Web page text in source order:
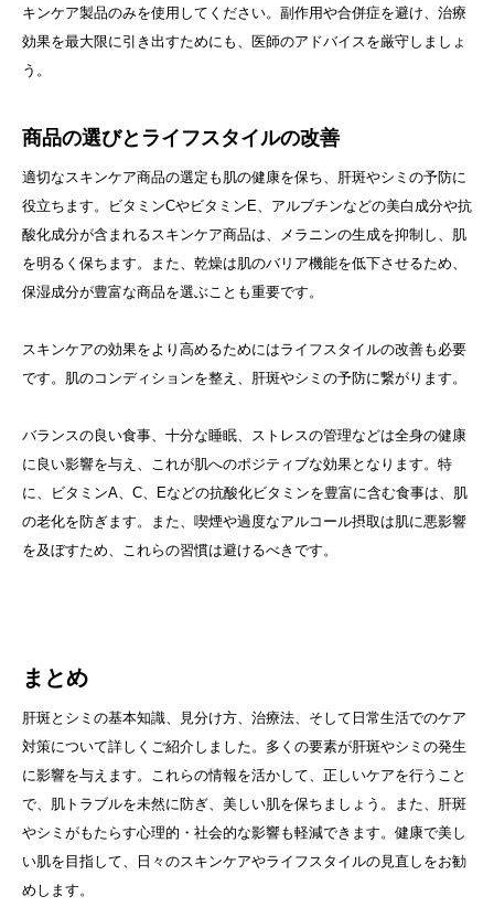
キンケア製品のみを使用してください。副作用や合併症を避け、治療
効果を最大限に引き出すためにも、医師のアドバイスを厳守しましょ
う。
商品の選びとライフスタイルの改善
適切なスキンケア商品の選定も肌の健康を保ち、肝斑やシミの予防に
役立ちます。ビタミンCやビタミンE、アルブチンなどの美白成分や抗
酸化成分が含まれるスキンケア商品は、メラニンの生成を抑制し、肌
を明るく保ちます。また、乾燥は肌のバリア機能を低下させるため、
保湿成分が豊富な商品を選ぶことも重要です。
スキンケアの効果をより高めるためにはライフスタイルの改善も必要
です。肌のコンディションを整え、肝斑やシミの予防に繋がります。
バランスの良い食事、十分な睡眠、ストレスの管理などは全身の健康
に良い影響を与え、これが肌へのポジティブな効果となります。特
に、ビタミンA、C、Eなどの抗酸化ビタミンを豊富に含む食事は、肌
の老化を防ぎます。また、喫煙や過度なアルコール摂取は肌に悪影響
を及ぼすため、これらの習慣は避けるべきです。
まとめ
肝斑とシミの基本知識、見分け方、治療法、そして日常生活でのケア
対策について詳しくご紹介しました。多くの要素が肝斑やシミの発生
に影響を与えます。これらの情報を活かして、正しいケアを行うこと
で、肌トラブルを未然に防ぎ、美しい肌を保ちましょう。また、肝斑
やシミがもたらす心理的・社会的な影響も軽減できます。健康で美し
い肌を目指して、日々のスキンケアやライフスタイルの見直しをお勧
めします。